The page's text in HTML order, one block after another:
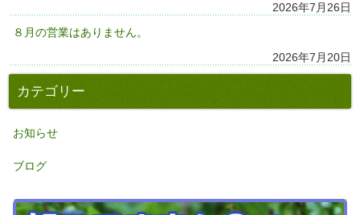
2026年7月26日
８月の営業はありません。
2026年7月20日
カテゴリー
お知らせ
ブログ